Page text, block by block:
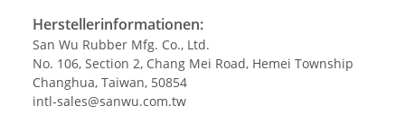
Herstellerinformationen:
San Wu Rubber Mfg. Co., Ltd.
No. 106, Section 2, Chang Mei Road, Hemei Township
Changhua, Taiwan, 50854
intl-sales@sanwu.com.tw